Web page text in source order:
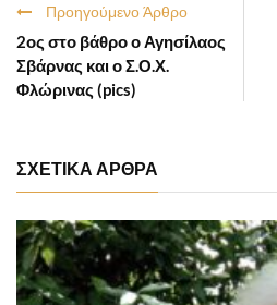
Προηγούμενο Άρθρο
2ος στο βάθρο ο Αγησίλαος
Σβάρνας και ο Σ.Ο.Χ.
Φλώρινας (pics)
ΣΧΕΤΙΚΑ ΑΡΘΡΑ